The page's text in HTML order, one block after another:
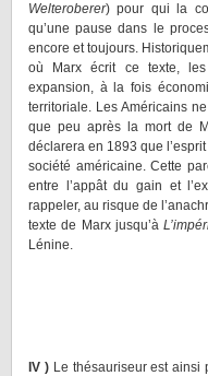
Welteroberer) pour qui la
qu’une pause dans le
encore et toujours.
où Marx écrit ce texte, les
expansion, à la fois
territoriale. Les Américains
que peu après la mort de
déclarera en 1893 que
société américaine. Cette
entre l’appât du gain et
rappeler, au risque de
texte de Marx jusqu’à
Lénine.
IV ) Le thésauriseur est ainsi